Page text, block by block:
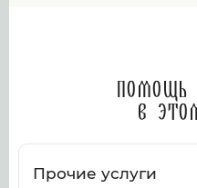
Помощь
в
Прочие услуги